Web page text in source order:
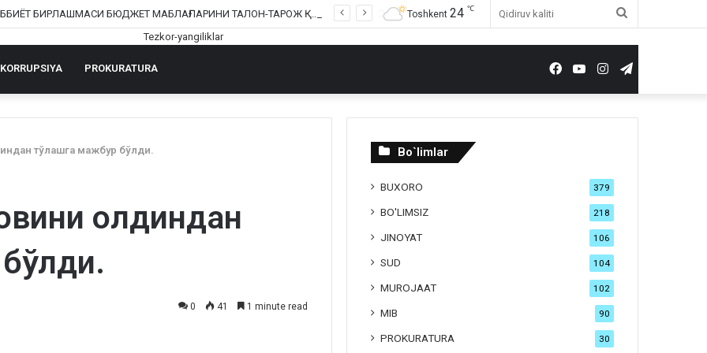
ШОФИРКОН ТИББИЁТ БИРЛАШМАСИ БЮДЖЕТ МАБЛАҒЛАРИНИ ТАЛОН-ТАРОЖ ҚИЛИНГАНИ РОСТМИ? Toshkent 24 ℃
KORRUPSIYA PROKURATURA Telegram
Instagram
YouTube
Facebook
тўлашга мажбур бўлди.
олдиндан
0 41 1 minute read
Bo`limlar
BUXORO 379
BO'LIMSIZ 218
JINOYAT 106
SUD 104
MUROJAAT 102
MIB 90
PROKURATURA 30